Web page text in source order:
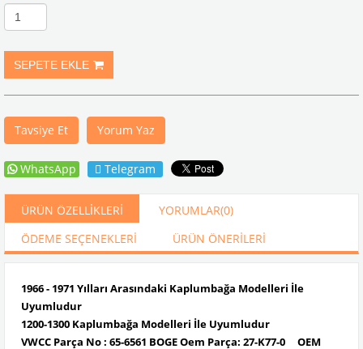
Tavsiye Et Yorum Yaz
WhatsApp Telegram
ÜRÜN ÖZELLIKLERI YORUMLAR(0)
ÖDEME SEÇENEKLERI
ÜRÜN ÖNERILERI
1966 - 1971 Yılları Arasındaki Kaplumbağa Modelleri İle
Uyumludur
1200-1300 Kaplumbağa Modelleri İle Uyumludur
VWCC Parça No : 65-6561 BOGE Oem Parça: 27-K77-0 OEM